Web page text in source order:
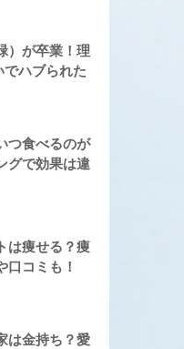
）が卒業！理
ハブられた
つ食べるのが
グで効果は違
は痩せる？痩
口コミも！
は金持ち？愛